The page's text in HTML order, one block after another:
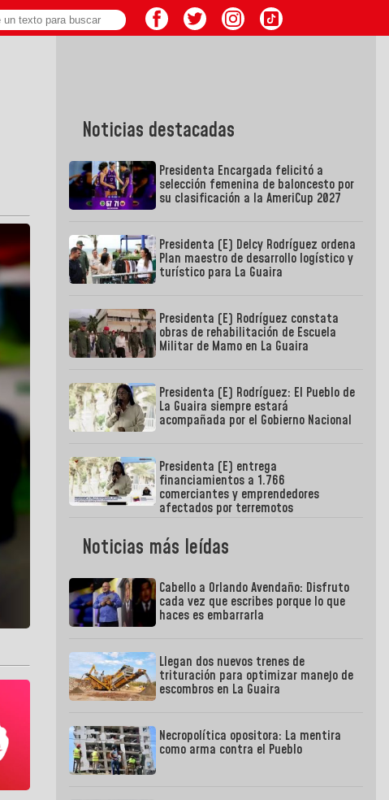
Noticias destacadas
Presidenta Encargada felicitó a
selección femenina de baloncesto por
su clasificación a la AmeriCup 2027
Presidenta (E) Delcy Rodríguez ordena
Plan maestro de desarrollo logístico y
turístico para La Guaira
Presidenta (E) Rodríguez constata
obras de rehabilitación de Escuela
Militar de Mamo en La Guaira
Presidenta (E) Rodríguez: El Pueblo de
La Guaira siempre estará
acompañada por el Gobierno Nacional
Presidenta (E) entrega
financiamientos a 1.766
comerciantes y emprendedores
afectados por terremotos
Noticias más leídas
Cabello a Orlando Avendaño: Disfruto
cada vez que escribes porque lo que
haces es embarrarla
Llegan dos nuevos trenes de
trituración para optimizar manejo de
escombros en La Guaira
Necropolítica opositora: La mentira
como arma contra el Pueblo